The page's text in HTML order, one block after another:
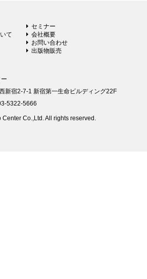
セミナー
て
会社概要
お問い合わせ
出版物販売
新宿2-7-1 新宿第一生命ビルディング22F
5322-5666
Co.,Ltd. All rights reserved.